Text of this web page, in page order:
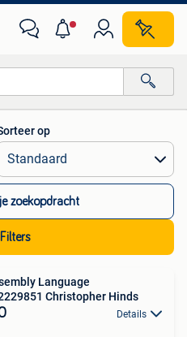
op
zoekopdracht
Filters
Language
Christopher Hinds
Details